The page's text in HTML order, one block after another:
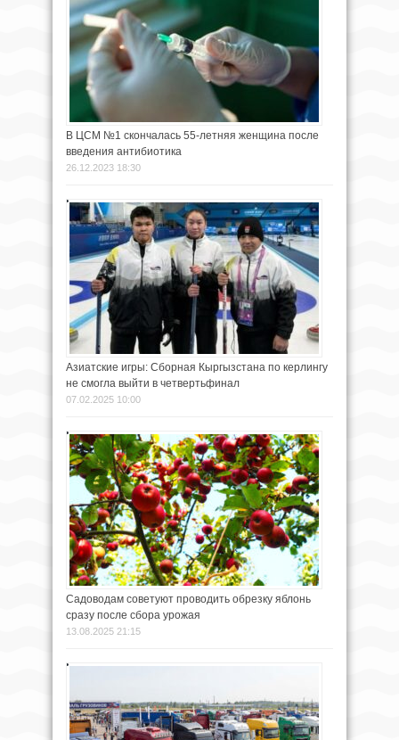
В ЦСМ №1 скончалась 55-летняя женщина после
введения антибиотика
26.12.2023 18:30
Азиатские игры: Сборная Кыргызстана по керлингу
не смогла выйти в четвертьфинал
07.02.2025 10:00
Садоводам советуют проводить обрезку яблонь
сразу после сбора урожая
13.08.2025 21:15